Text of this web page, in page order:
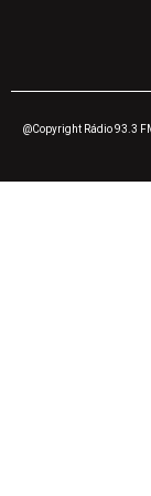
@Copyright Rádio 93.3